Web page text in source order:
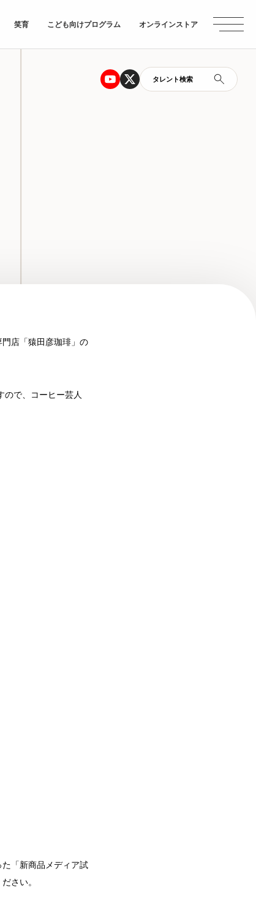
笑育 こども向けプログラム オンラインストア
タレント検索
店「猿田彦珈琲」の
ので、コーヒー芸人
「新商品メディア試
さい。